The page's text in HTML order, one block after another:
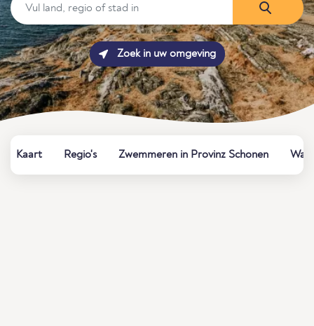
Zoek in uw omgeving
Kaart Regio's Zwemmeren in Provinz Schonen